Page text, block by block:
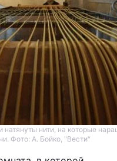
нити, на которые
Фото: А. Бойко, "Вести"